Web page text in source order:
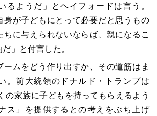
るようだ」とヘイフォードは言う。
身が子どもにとって必要だと思うもの
ちに与えられないならば、親になるこ
」と付言した。
ームをどう作り出すか、その道筋はま
。前大統領のドナルド・トランプは
の家族に子どもを持ってもらえるよう
ス」を提供するとの考えをぶち上げ